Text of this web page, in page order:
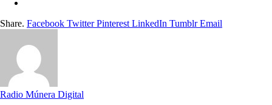
Share. Facebook Twitter Pinterest LinkedIn Tumblr Email
Radio Múnera Digital